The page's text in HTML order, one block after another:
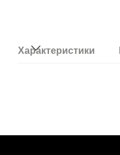
Характеристики